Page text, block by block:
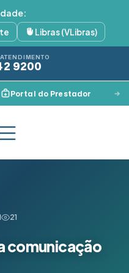
Libras (VLibras)
9200
Portal do Prestador
21
comunicação